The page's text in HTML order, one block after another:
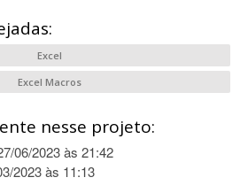
Excel
Excel Macros
nesse projeto:
06/2023 às 21:42
2023 às 11:13